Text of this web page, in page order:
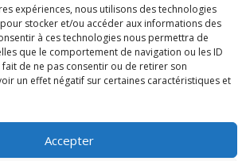
expériences, nous utilisons des technologies
stocker et/ou accéder aux informations des
à ces technologies nous permettra de
que le comportement de navigation ou les ID
fait de ne pas consentir ou de retirer son
un effet négatif sur certaines caractéristiques et
Accepter
des Structures
à l’autocréation d’emploi (SAACE)
infirmier :quels indicateurs